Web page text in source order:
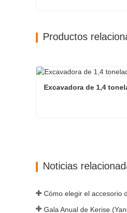
Productos
Excavadora de 1,4
Noticias